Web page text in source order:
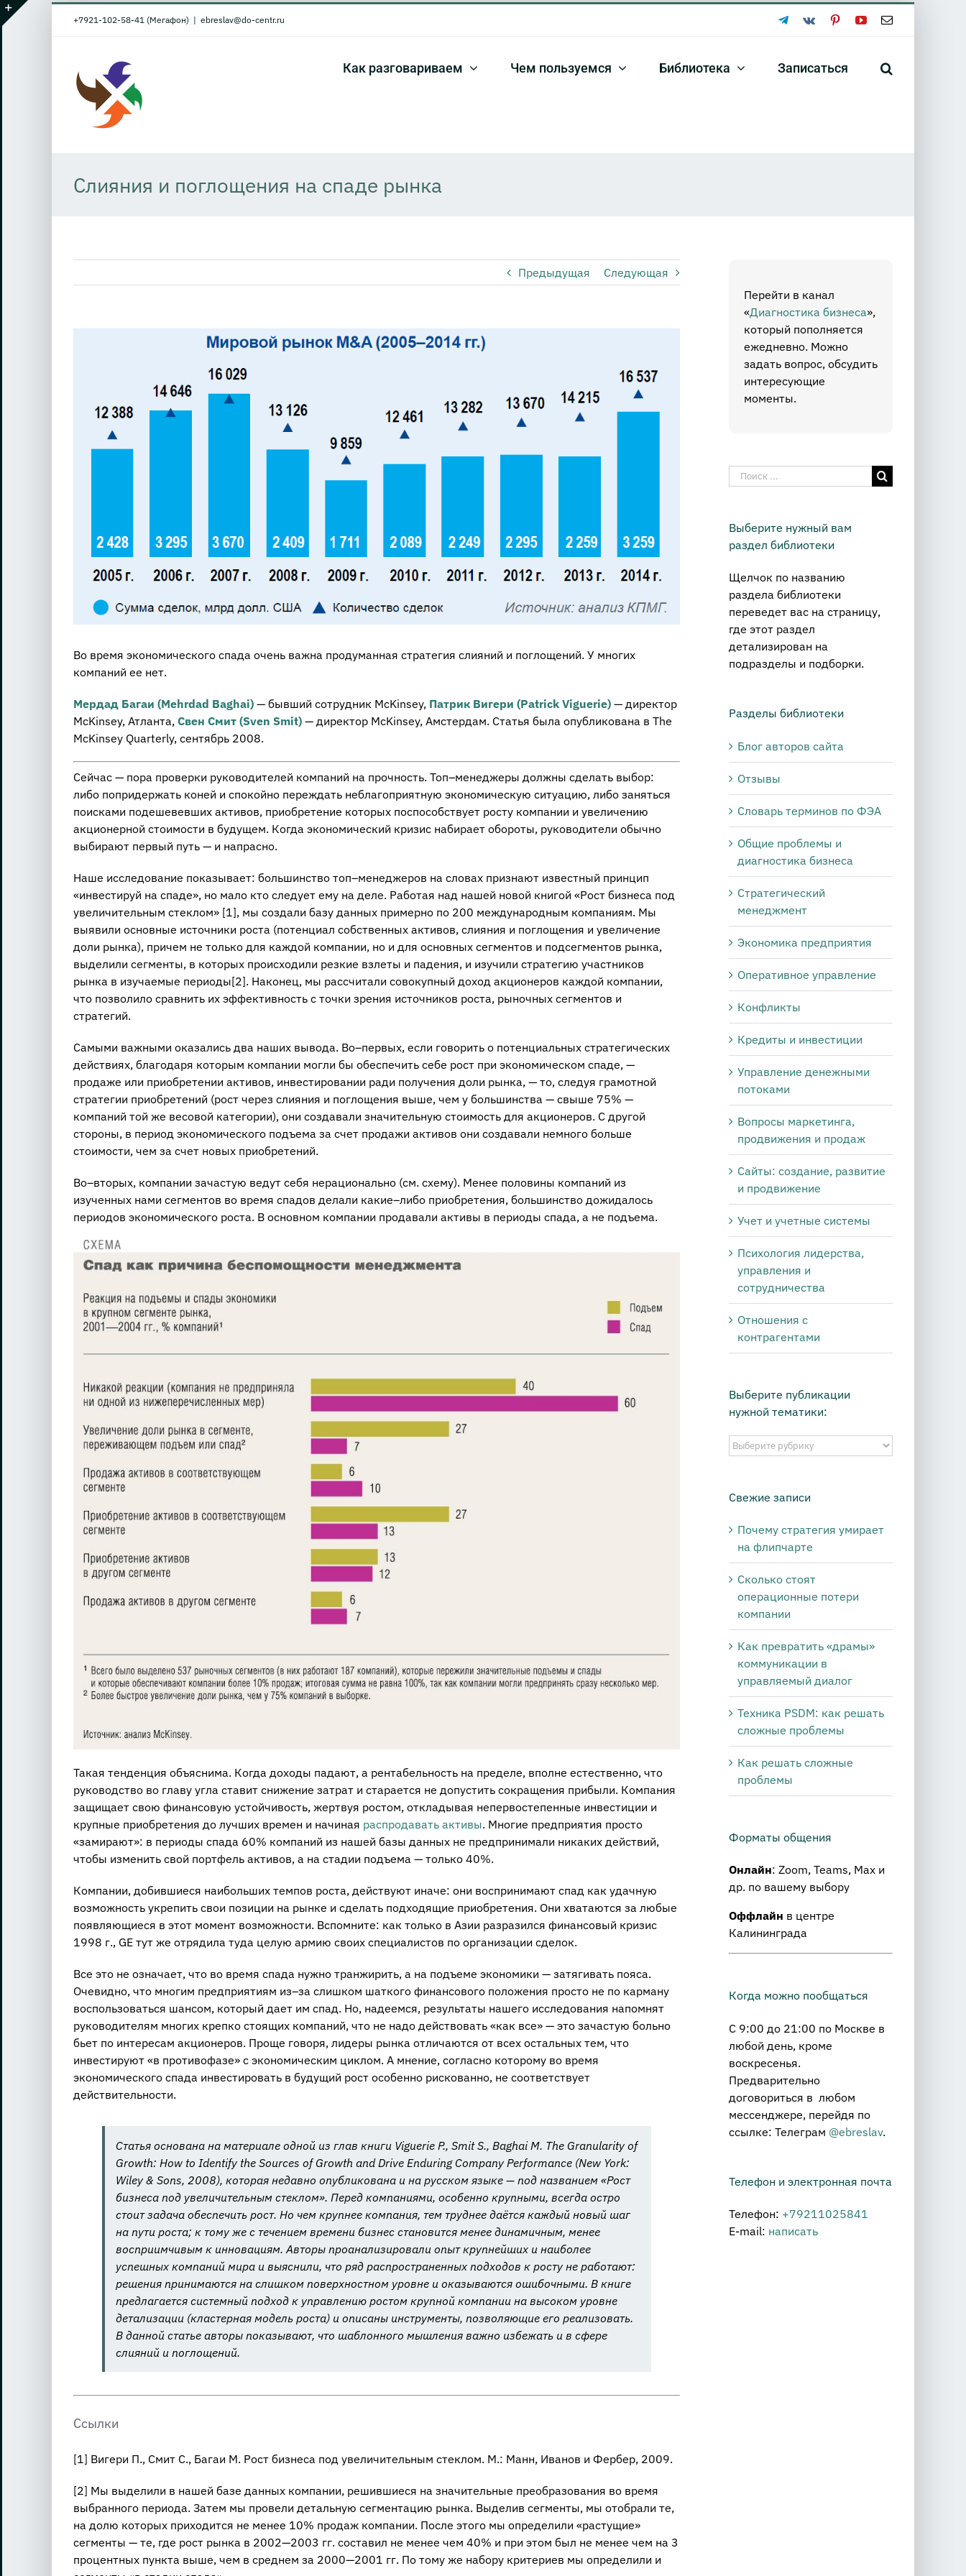
Skip
to
+7921-102-58-41 (Мегафон) | ebreslav@do-centr.ru Telegram
Vk PinterestYouTubeEmail
Как разговариваем Чем пользуемся Библиотека Записаться
Cлияния и поглощения на спаде рынка
Предыдущая Следующая
Во время экономического спада очень важна продуманная стратегия слияний и поглощений. У многих
компаний ее нет.
Мердад Багаи (Mehrdad Baghai)— бывший сотрудник McKinsey, Патрик Вигери (Patrick Viguerie)— директор
McKinsey, Атланта, Свен Смит (Sven Smit)— директор McKinsey, Амстердам. Статья была опубликована в The
McKinsey Quarterly, сентябрь 2008.
Сейчас — пора проверки руководителей компаний на прочность. Топ–менеджеры должны сделать выбор:
либо попридержать коней и спокойно переждать неблагоприятную экономическую ситуацию, либо заняться
поисками подешевевших активов, приобретение которых поспособствует росту компании и увеличению
акционерной стоимости в будущем. Когда экономический кризис набирает обороты, руководители обычно
выбирают первый путь — и напрасно.
Наше исследование показывает: большинство топ–менеджеров на словах признают известный принцип
«инвестируй на спаде», но мало кто следует ему на деле. Работая над нашей новой книгой «Рост бизнеса под
увеличительным стеклом» [1], мы создали базу данных примерно по 200 международным компаниям. Мы
выявили основные источники роста (потенциал собственных активов, слияния и поглощения и увеличение
доли рынка), причем не только для каждой компании, но и для основных сегментов и подсегментов рынка,
выделили сегменты, в которых происходили резкие взлеты и падения, и изучили стратегию участников
рынка в изучаемые периоды[2]. Наконец, мы рассчитали совокупный доход акционеров каждой компании,
что позволило сравнить их эффективность с точки зрения источников роста, рыночных сегментов и
стратегий.
Самыми важными оказались два наших вывода. Во–первых, если говорить о потенциальных стратегических
действиях, благодаря которым компании могли бы обеспечить себе рост при экономическом спаде, —
продаже или приобретении активов, инвестировании ради получения доли рынка, — то, следуя грамотной
стратегии приобретений (рост через слияния и поглощения выше, чем у большинства — свыше 75% —
компаний той же весовой категории), они создавали значительную стоимость для акционеров. С другой
стороны, в период экономического подъема за счет продажи активов они создавали немного больше
стоимости, чем за счет новых приобретений.
Во–вторых, компании зачастую ведут себя нерационально (см. схему). Менее половины компаний из
изученных нами сегментов во время спадов делали какие–либо приобретения, большинство дожидалось
периодов экономического роста. В основном компании продавали активы в периоды спада, а не подъема.
Такая тенденция объяснима. Когда доходы падают, а рентабельность на пределе, вполне естественно, что
руководство во главу угла ставит снижение затрат и старается не допустить сокращения прибыли. Компания
защищает свою финансовую устойчивость, жертвуя ростом, откладывая непервостепенные инвестиции и
крупные приобретения до лучших времен и начиная распродавать активы. Многие предприятия просто
«замирают»: в периоды спада 60% компаний из нашей базы данных не предпринимали никаких действий,
чтобы изменить свой портфель активов, а на стадии подъема — только 40%.
Компании, добившиеся наибольших темпов роста, действуют иначе: они воспринимают спад как удачную
возможность укрепить свои позиции на рынке и сделать подходящие приобретения. Они хватаются за любые
появляющиеся в этот момент возможности. Вспомните: как только в Азии разразился финансовый кризис
1998 г., GE тут же отрядила туда целую армию своих специалистов по организации сделок.
Все это не означает, что во время спада нужно транжирить, а на подъеме экономики — затягивать пояса.
Очевидно, что многим предприятиям из–за слишком шаткого финансового положения просто не по карману
воспользоваться шансом, который дает им спад. Но, надеемся, результаты нашего исследования напомнят
руководителям многих крепко стоящих компаний, что не надо действовать «как все» — это зачастую больно
бьет по интересам акционеров. Проще говоря, лидеры рынка отличаются от всех остальных тем, что
инвестируют «в противофазе» с экономическим циклом. А мнение, согласно которому во время
экономического спада инвестировать в будущий рост особенно рискованно, не соответствует
действительности.
Статья основана на материале одной из глав книги Viguerie P., Smit S., Baghai M. The Granularity of
Growth: How to Identify the Sources of Growth and Drive Enduring Company Performance (New York:
Wiley & Sons, 2008), которая недавно опубликована и на русском языке — под названием «Рост
бизнеса под увеличительным стеклом». Перед компаниями, особенно крупными, всегда остро
стоит задача обеспечить рост. Но чем крупнее компания, тем труднее даётся каждый новый шаг
на пути роста; к тому же с течением времени бизнес становится менее динамичным, менее
восприимчивым к инновациям. Авторы проанализировали опыт крупнейших и наиболее
успешных компаний мира и выяснили, что ряд распространенных подходов к росту не работают:
решения принимаются на слишком поверхностном уровне и оказываются ошибочными. В книге
предлагается системный подход к управлению ростом крупной компании на высоком уровне
детализации (кластерная модель роста) и описаны инструменты, позволяющие его реализовать.
В данной статье авторы показывают, что шаблонного мышления важно избежать и в сфере
слияний и поглощений.
Ссылки
[1] Вигери П., Смит С., Багаи М. Рост бизнеса под увеличительным стеклом. М.: Манн, Иванов и Фербер, 2009.
[2] Мы выделили в нашей базе данных компании, решившиеся на значительные преобразования во время
выбранного периода. Затем мы провели детальную сегментацию рынка. Выделив сегменты, мы отобрали те,
на долю которых приходится не менее 10% продаж компании. После этого мы определили «растущие»
сегменты — те, где рост рынка в 2002—2003 гг. составил не менее чем 40% и при этом был не менее чем на 3
процентных пункта выше, чем в среднем за 2000—2001 гг. По тому же набору критериев мы определили и
Перейти в канал
«Диагностика бизнеса»,
который пополняется
ежедневно. Можно
задать вопрос, обсудить
интересующие
моменты.
Результат
поиска:
Выберите нужный вам
раздел библиотеки
Щелчок по названию
раздела библиотеки
переведет вас на страницу,
где этот раздел
детализирован на
подразделы и подборки.
Разделы библиотеки
Блог авторов сайта
Отзывы
Словарь терминов по ФЭА
Общие проблемы и
диагностика бизнеса
Стратегический
менеджмент
Экономика предприятия
Оперативное управление
Конфликты
Кредиты и инвестиции
Управление денежными
потоками
Вопросы маркетинга,
продвижения и продаж
Сайты: создание, развитие
и продвижение
Учет и учетные системы
Психология лидерства,
управления и
сотрудничества
Отношения с
контрагентами
Выберите публикации
нужной тематики:
Выберите
публикации
тематики:
Свежие записи
Почему стратегия умирает
на флипчарте
Сколько стоят
операционные потери
компании
Как превратить «драмы»
коммуникации в
управляемый диалог
Техника PSDM: как решать
сложные проблемы
Как решать сложные
проблемы
Форматы общения
Онлайн: Zoom, Teams, Max и
др. по вашему выбору
Оффлайн в центре
Калининграда
Когда можно пообщаться
С 9:00 до 21:00 по Москве в
любой день, кроме
воскресенья.
Предварительно
договориться в любом
мессенджере, перейдя по
ссылке: Телеграм @ebreslav.
Телефон и электронная почта
Телефон: +79211025841
E-mail: написать